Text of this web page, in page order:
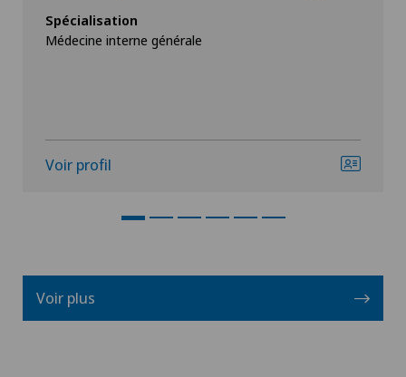
Spécialisation
Médecine interne générale
Voir profil
Voir plus